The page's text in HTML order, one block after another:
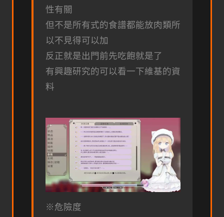
性有關
但不是所有式的食譜都能放肉類所
以不見得可以加
反正就是出門前先吃飽就是了
有興趣研究的可以看一下維基的資
料
※危險度